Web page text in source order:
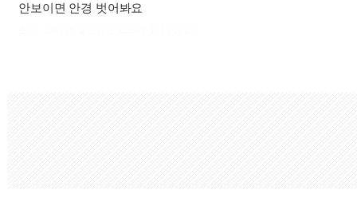
안보이면 안경 벗어봐요